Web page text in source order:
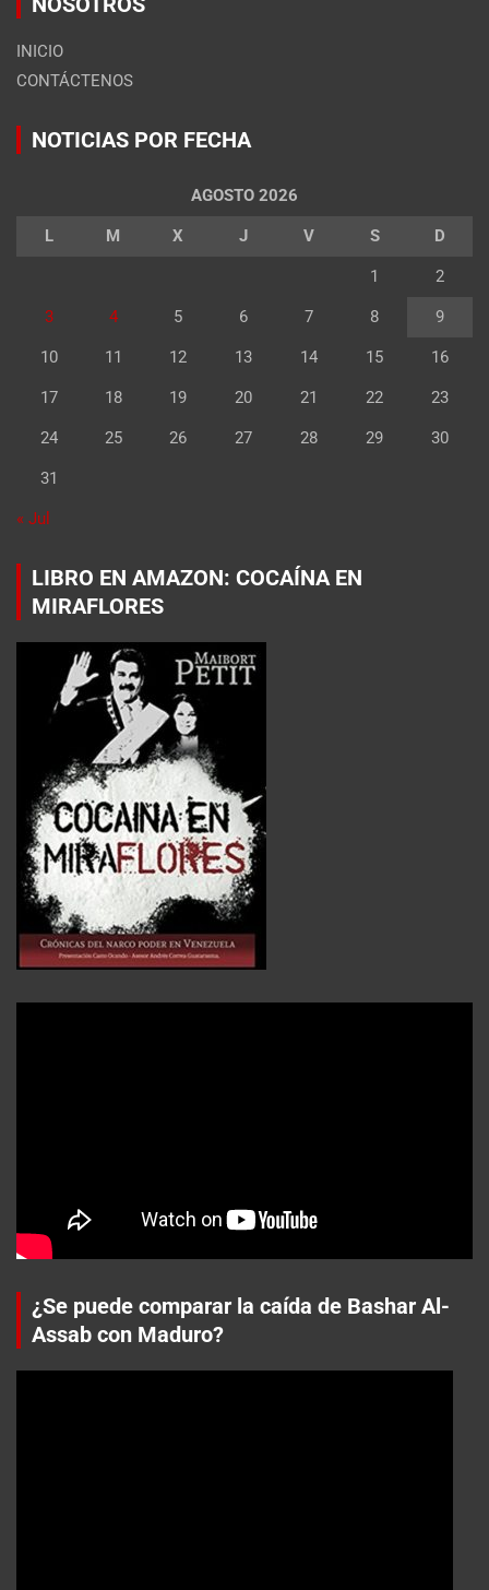
INICIO
CONTÁCTENOS
NOTICIAS POR FECHA
AGOSTO 2026
L M X J V S D
1 2
3 4 5 6 7 8 9
10 11 12 13 14 15 16
17 18 19 20 21 22 23
24 25 26 27 28 29 30
31
« Jul
LIBRO EN AMAZON: COCAÍNA EN
MIRAFLORES
¿Se puede comparar la caída de Bashar Al-
Assab con Maduro?